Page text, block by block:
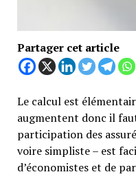
Partager cet article
Le calcul est
augmentent donc il
participation des
voire simpliste – est
d’économistes et de